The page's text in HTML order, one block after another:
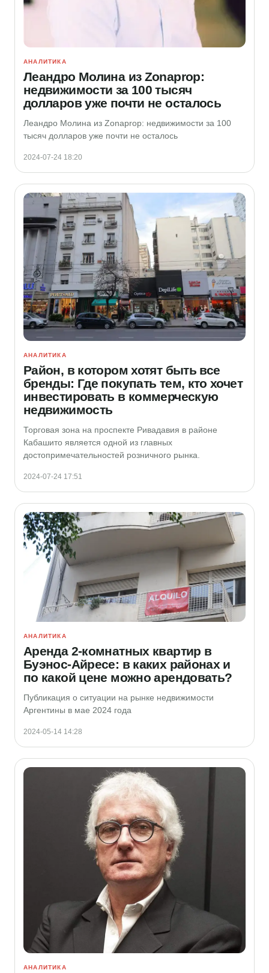
АНАЛИТИКА
Леандро Молина из Zonaprop:
недвижимости за 100 тысяч
долларов уже почти не осталось
Леандро Молина из Zonaprop: недвижимости за 100
тысяч долларов уже почти не осталось
2024-07-24 18:20
АНАЛИТИКА
Район, в котором хотят быть все
бренды: Где покупать тем, кто хочет
инвестировать в коммерческую
недвижимость
Торговая зона на проспекте Ривадавия в районе
Кабашито является одной из главных
достопримечательностей розничного рынка.
2024-07-24 17:51
АНАЛИТИКА
Аренда 2-комнатных квартир в
Буэнос-Айресе: в каких районах и
по какой цене можно арендовать?
Публикация о ситуации на рынке недвижимости
Аргентины в мае 2024 года
2024-05-14 14:28
АНАЛИТИКА